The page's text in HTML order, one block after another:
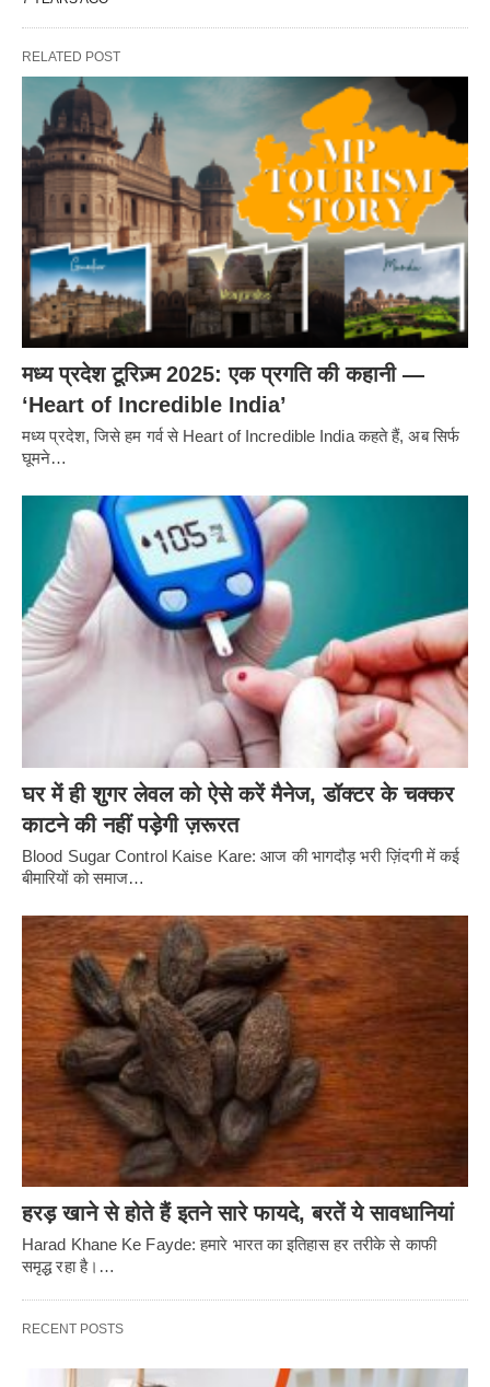
RELATED POST
मध्य प्रदेश टूरिज़्म 2025: एक प्रगति की कहानी —
‘Heart of Incredible India’
मध्य प्रदेश, जिसे हम गर्व से Heart of Incredible India कहते हैं, अब सिर्फ
घूमने…
घर में ही शुगर लेवल को ऐसे करें मैनेज, डॉक्टर के चक्कर
काटने की नहीं पड़ेगी ज़रूरत
Blood Sugar Control Kaise Kare: आज की भागदौड़ भरी ज़िंदगी में कई
बीमारियों को समाज…
हरड़ खाने से होते हैं इतने सारे फायदे, बरतें ये सावधानियां
Harad Khane Ke Fayde: हमारे भारत का इतिहास हर तरीके से काफी
समृद्ध रहा है।…
RECENT POSTS